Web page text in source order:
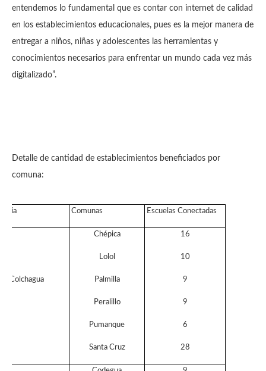
entendemos lo fundamental que es contar con internet de calidad
en los establecimientos educacionales, pues es la mejor manera de
entregar a niños, niñas y adolescentes las herramientas y
conocimientos necesarios para enfrentar un mundo cada vez más
digitalizado”.
Detalle de cantidad de establecimientos beneficiados por
comuna:
Comunas Escuelas Conectadas
Chépica 16
Lolol 10
Colchagua Palmilla 9
Peralillo 9
Pumanque 6
Santa Cruz 28